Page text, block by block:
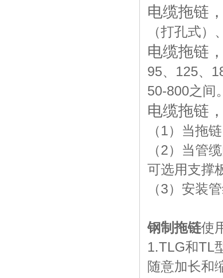
电缆拖链
（打孔式
电缆拖链
95、 125、
50-800之间
电缆拖链
（ 1）当拖
（2）当管
可选用支
（3）安装
钢制拖链使
1.TLG和TL
随意加长和